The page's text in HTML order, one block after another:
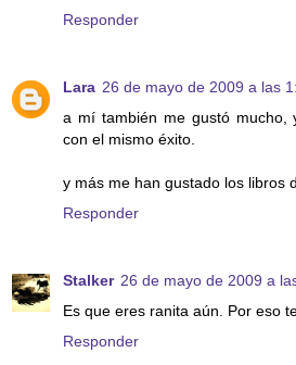
Responder
Lara 26 de mayo de 2009 a las
a mí también me gustó mucho,
con el mismo éxito.
y más me han gustado los libros
Responder
Stalker 26 de mayo de 2009 a
Es que eres ranita aún. Por eso
Responder